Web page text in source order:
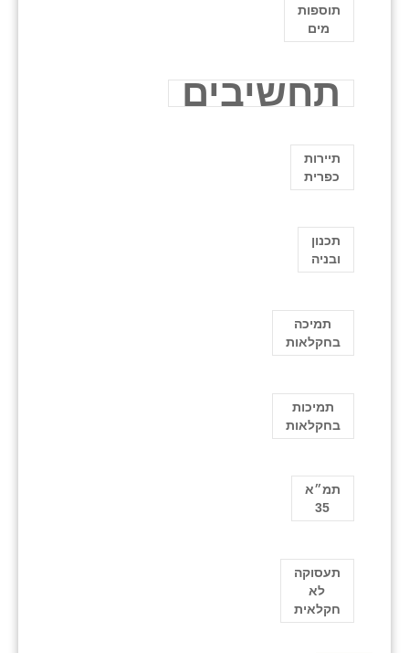
תוספות
מים
תחשיבים
תיירות
כפרית
תכנון
ובניה
תמיכה
בחקלאות
תמיכות
בחקלאות
תמ״א
35
תעסוקה
לא
חקלאית